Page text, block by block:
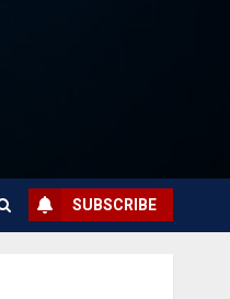
SUBSCRIBE